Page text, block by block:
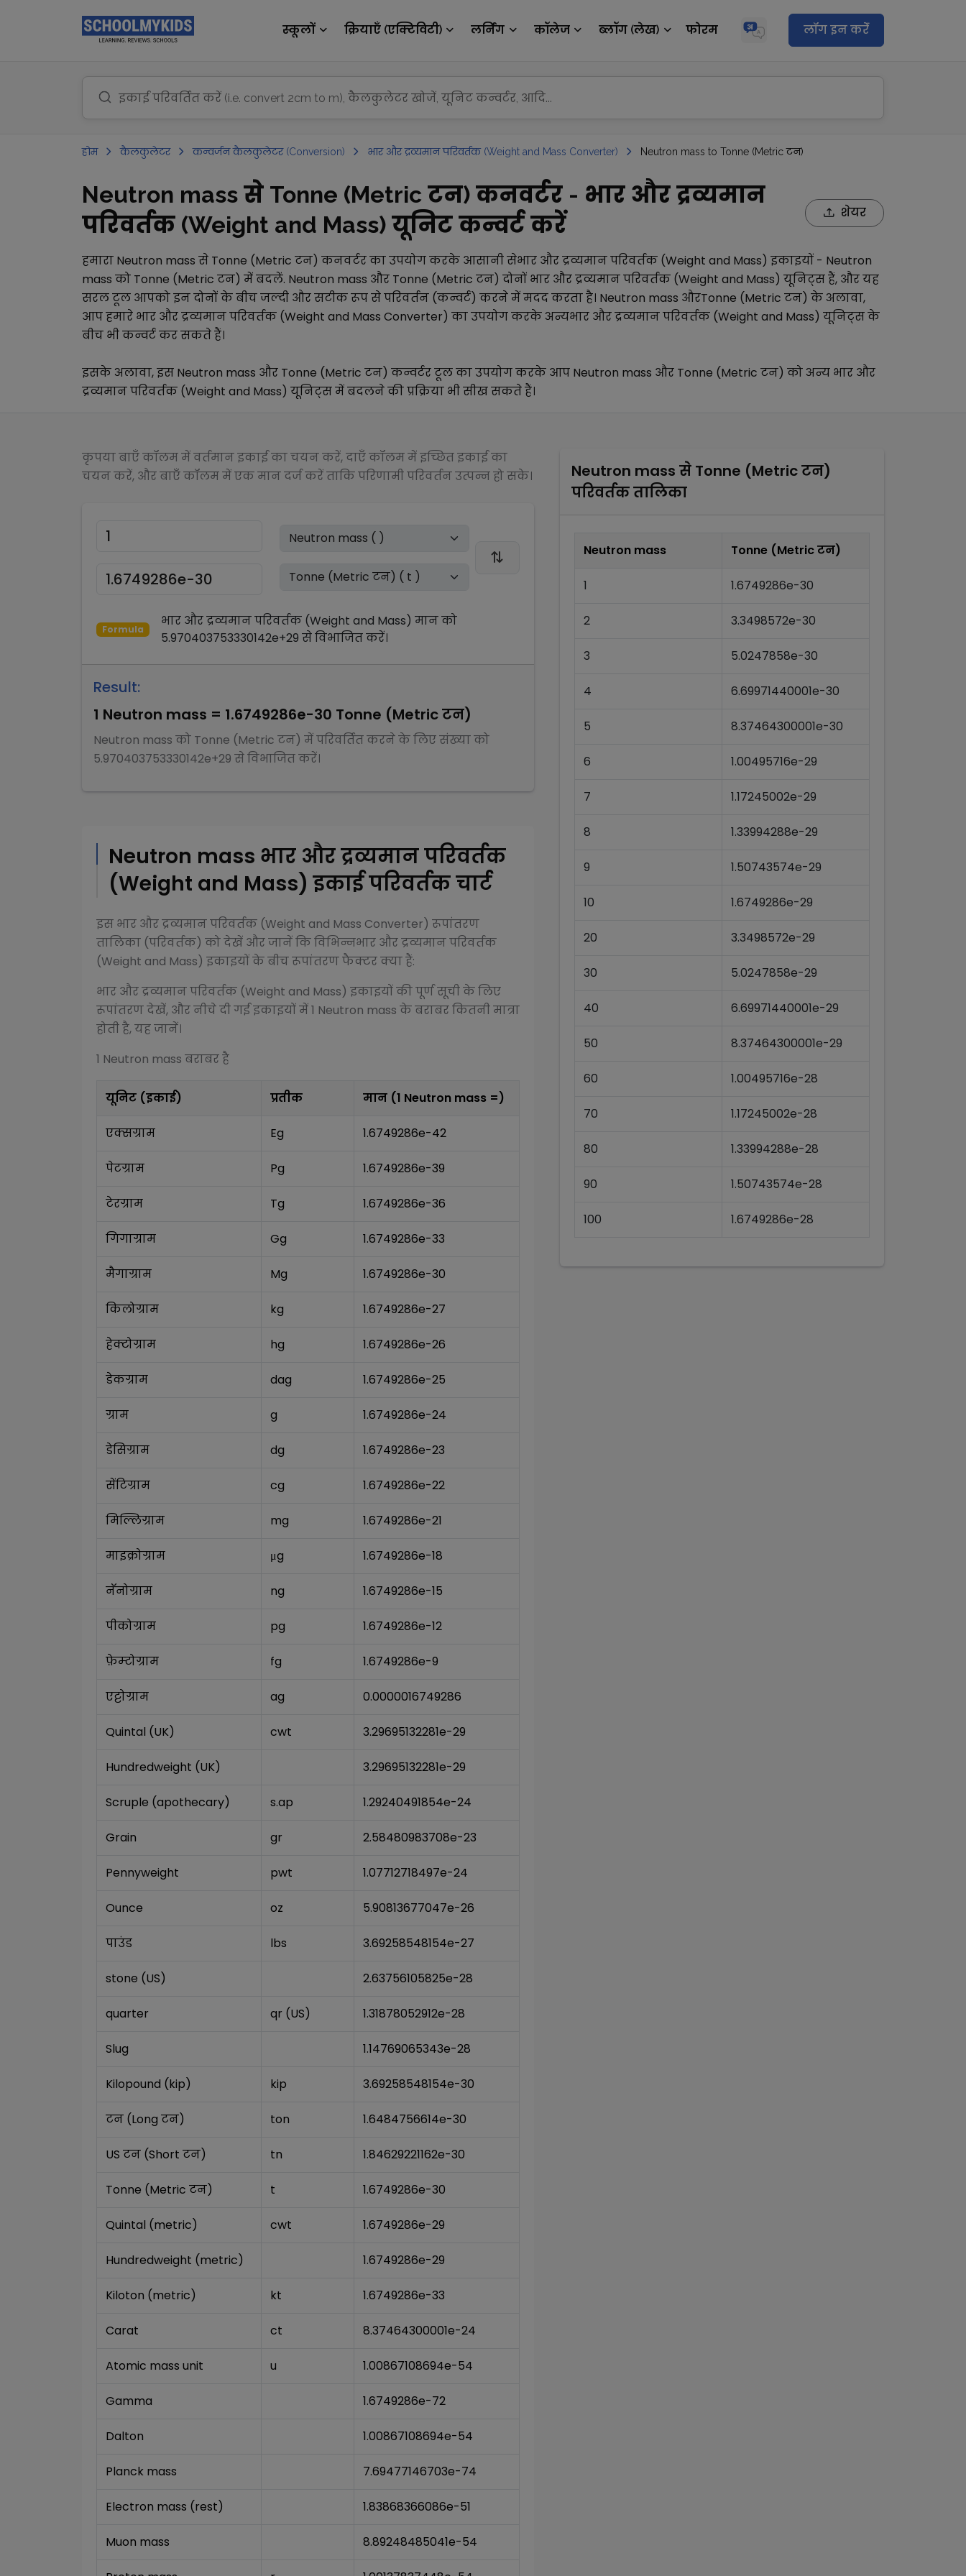
स्कूलों क्रियाएँ (एक्टिविटी) लर्निंग कॉलेज ब्लॉग (लेख) फोरम लॉग इन करेंं
होम कैलकुलेटर कन्वर्जन कैलकुलेटर (Conversion) भार और द्रव्यमान परिवर्तक (Weight and Mass Converter) Neutron mass to Tonne (Metric टन)
Neutron mass से Tonne (Metric टन) कनवर्टर - भार और द्रव्यमान
परिवर्तक (Weight and Mass) यूनिट कन्वर्ट करें
शेयर
हमारा Neutron mass से Tonne (Metric टन) कनवर्टर का उपयोग करके आसानी सेभार और द्रव्यमान परिवर्तक (Weight and Mass) इकाइयों - Neutron
mass को Tonne (Metric टन) में बदलें. Neutron mass और Tonne (Metric टन) दोनों भार और द्रव्यमान परिवर्तक (Weight and Mass) यूनिट्स हैं, और यह
सरल टूल आपको इन दोनों के बीच जल्दी और सटीक रूप से परिवर्तन (कन्वर्ट) करने में मदद करता है। Neutron mass औरTonne (Metric टन) के अलावा,
आप हमारे भार और द्रव्यमान परिवर्तक (Weight and Mass Converter) का उपयोग करके अन्यभार और द्रव्यमान परिवर्तक (Weight and Mass) यूनिट्स के
बीच भी कन्वर्ट कर सकते हैं।
इसके अलावा, इस Neutron mass और Tonne (Metric टन) कन्वर्टर टूल का उपयोग करके आप Neutron mass और Tonne (Metric टन) को अन्य भार और
द्रव्यमान परिवर्तक (Weight and Mass) यूनिट्स में बदलने की प्रक्रिया भी सीख सकते हैं।
कृपया बाएँ कॉलम में वर्तमान इकाई का चयन करें, दाएँ कॉलम में इच्छित इकाई का
चयन करें, और बाएँ कॉलम में एक मान दर्ज करें ताकि परिणामी परिवर्तन उत्पन्न हो सके।
Formula
भार और द्रव्यमान परिवर्तक (Weight and Mass) मान को
5.970403753330142e+29 सेविभाजितकरें।
Result:
1 Neutron mass = 1.6749286e-30 Tonne (Metric टन)
Neutron mass को Tonne (Metric टन) में परिवर्तित करने के लिए संख्या को
5.970403753330142e+29 सेविभाजितकरें।
Neutron mass भार और द्रव्यमान परिवर्तक
(Weight and Mass) इकाई परिवर्तक चार्ट
इस भार और द्रव्यमान परिवर्तक (Weight and Mass Converter) रूपांतरण
तालिका (परिवर्तक) को देखें और जानें कि विभिन्नभार और द्रव्यमान परिवर्तक
(Weight and Mass) इकाइयों के बीच रूपांतरण फैक्टर क्या हैं:
भार और द्रव्यमान परिवर्तक (Weight and Mass) इकाइयों की पूर्ण सूची के लिए
रूपांतरण देखें, और नीचे दी गई इकाइयों में 1 Neutron mass के बराबर कितनी मात्रा
होती है, यह जानें।
1 Neutron mass बराबर है
यूनिट (इकाई) प्रतीक मान (1 Neutron mass =)
एक्सग्राम Eg 1.6749286e-42
पेटग्राम Pg 1.6749286e-39
टेरग्राम Tg 1.6749286e-36
गिगाग्राम Gg 1.6749286e-33
मैगाग्राम Mg 1.6749286e-30
किलोग्राम kg 1.6749286e-27
हेक्टोग्राम hg 1.6749286e-26
डेकग्राम dag 1.6749286e-25
ग्राम g 1.6749286e-24
डेसिग्राम dg 1.6749286e-23
सेंटिग्राम cg 1.6749286e-22
मिल्लिग्राम mg 1.6749286e-21
माइक्रोग्राम μg 1.6749286e-18
नॅनोग्राम ng 1.6749286e-15
पीकोग्राम pg 1.6749286e-12
फ़ेम्टोग्राम fg 1.6749286e-9
एट्टोग्राम ag 0.0000016749286
Quintal (UK) cwt 3.29695132281e-29
Hundredweight (UK) 3.29695132281e-29
Scruple (apothecary) s.ap 1.29240491854e-24
Grain gr 2.58480983708e-23
Pennyweight pwt 1.07712718497e-24
Ounce oz 5.90813677047e-26
पाउंड lbs 3.69258548154e-27
stone (US) 2.63756105825e-28
quarter qr (US) 1.31878052912e-28
Slug 1.14769065343e-28
Kilopound (kip) kip 3.69258548154e-30
टन (Long टन) ton 1.6484756614e-30
US टन (Short टन) tn 1.84629221162e-30
Tonne (Metric टन) t 1.6749286e-30
Quintal (metric) cwt 1.6749286e-29
Hundredweight (metric) 1.6749286e-29
Kiloton (metric) kt 1.6749286e-33
Carat ct 8.37464300001e-24
Atomic mass unit u 1.00867108694e-54
Gamma 1.6749286e-72
Dalton 1.00867108694e-54
Planck mass 7.69477146703e-74
Electron mass (rest) 1.83868366086e-51
Muon mass 8.89248485041e-54
Neutron mass से Tonne (Metric टन)
परिवर्तक तालिका
Neutron mass Tonne (Metric टन)
1 1.6749286e-30
2 3.3498572e-30
3 5.0247858e-30
4 6.69971440001e-30
5 8.37464300001e-30
6 1.00495716e-29
7 1.17245002e-29
8 1.33994288e-29
9 1.50743574e-29
10 1.6749286e-29
20 3.3498572e-29
30 5.0247858e-29
40 6.69971440001e-29
50 8.37464300001e-29
60 1.00495716e-28
70 1.17245002e-28
80 1.33994288e-28
90 1.50743574e-28
100 1.6749286e-28